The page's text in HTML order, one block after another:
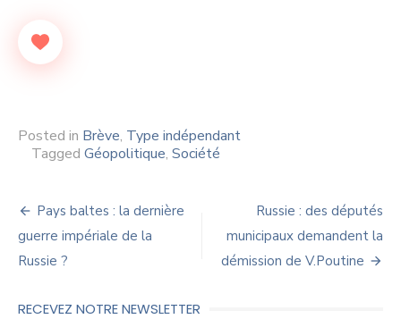
Posted in Brève, Type indépendant
Tagged Géopolitique, Société
Navigation
de
l’article
Pays baltes : la dernière
guerre impériale de la
Russie ?
Russie : des députés
municipaux demandent la
démission de V.Poutine
RECEVEZ NOTRE NEWSLETTER